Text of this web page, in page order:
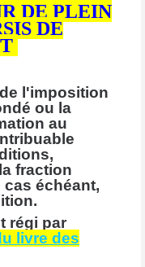
DE PLEIN
DE
l'imposition
ou la
au
fraction
échéant,
régi par
livre des